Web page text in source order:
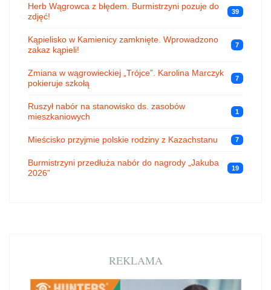
Herb Wągrowca z błędem. Burmistrzyni pozuje do
zdjęć!
39
Kąpielisko w Kamienicy zamknięte. Wprowadzono
zakaz kąpieli!
7
Zmiana w wągrowieckiej „Trójce”. Karolina Marczyk
pokieruje szkołą
7
Ruszył nabór na stanowisko ds. zasobów
mieszkaniowych
1
Mieścisko przyjmie polskie rodziny z Kazachstanu 7
Burmistrzyni przedłuża nabór do nagrody „Jakuba
2026”
19
REKLAMA